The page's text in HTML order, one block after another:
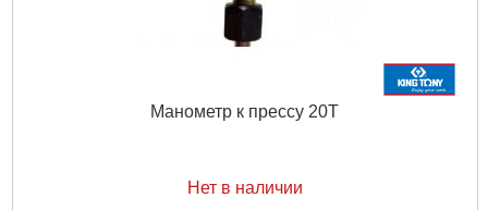
Манометр к прессу 20Т
Нет в наличии